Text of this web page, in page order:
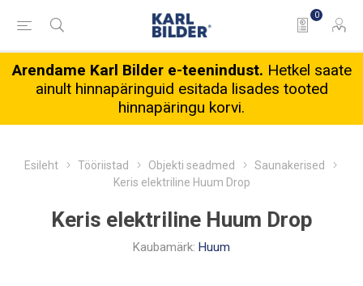
0
Arendame Karl Bilder e-teenindust. Hetkel saate
ainult hinnapäringuid esitada lisades tooted
hinnapäringu korvi.
Esileht Tööriistad Objekti seadmed
Saunakerised
Keris elektriline Huum Drop
Keris elektriline Huum Drop
Kaubamärk: Huum